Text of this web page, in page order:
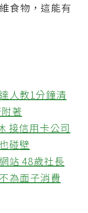
食物，這能有
人教1分鐘清
著
接信用卡公司
碰壁
站 48歲社長
為面子消費